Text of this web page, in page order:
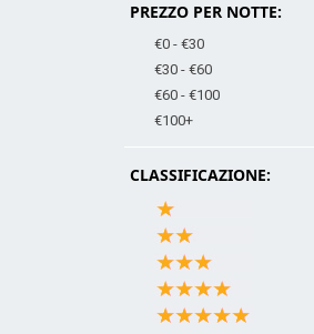
PREZZO PER NOTTE:
€0 - €30
€30 - €60
€60 - €100
€100+
CLASSIFICAZIONE: